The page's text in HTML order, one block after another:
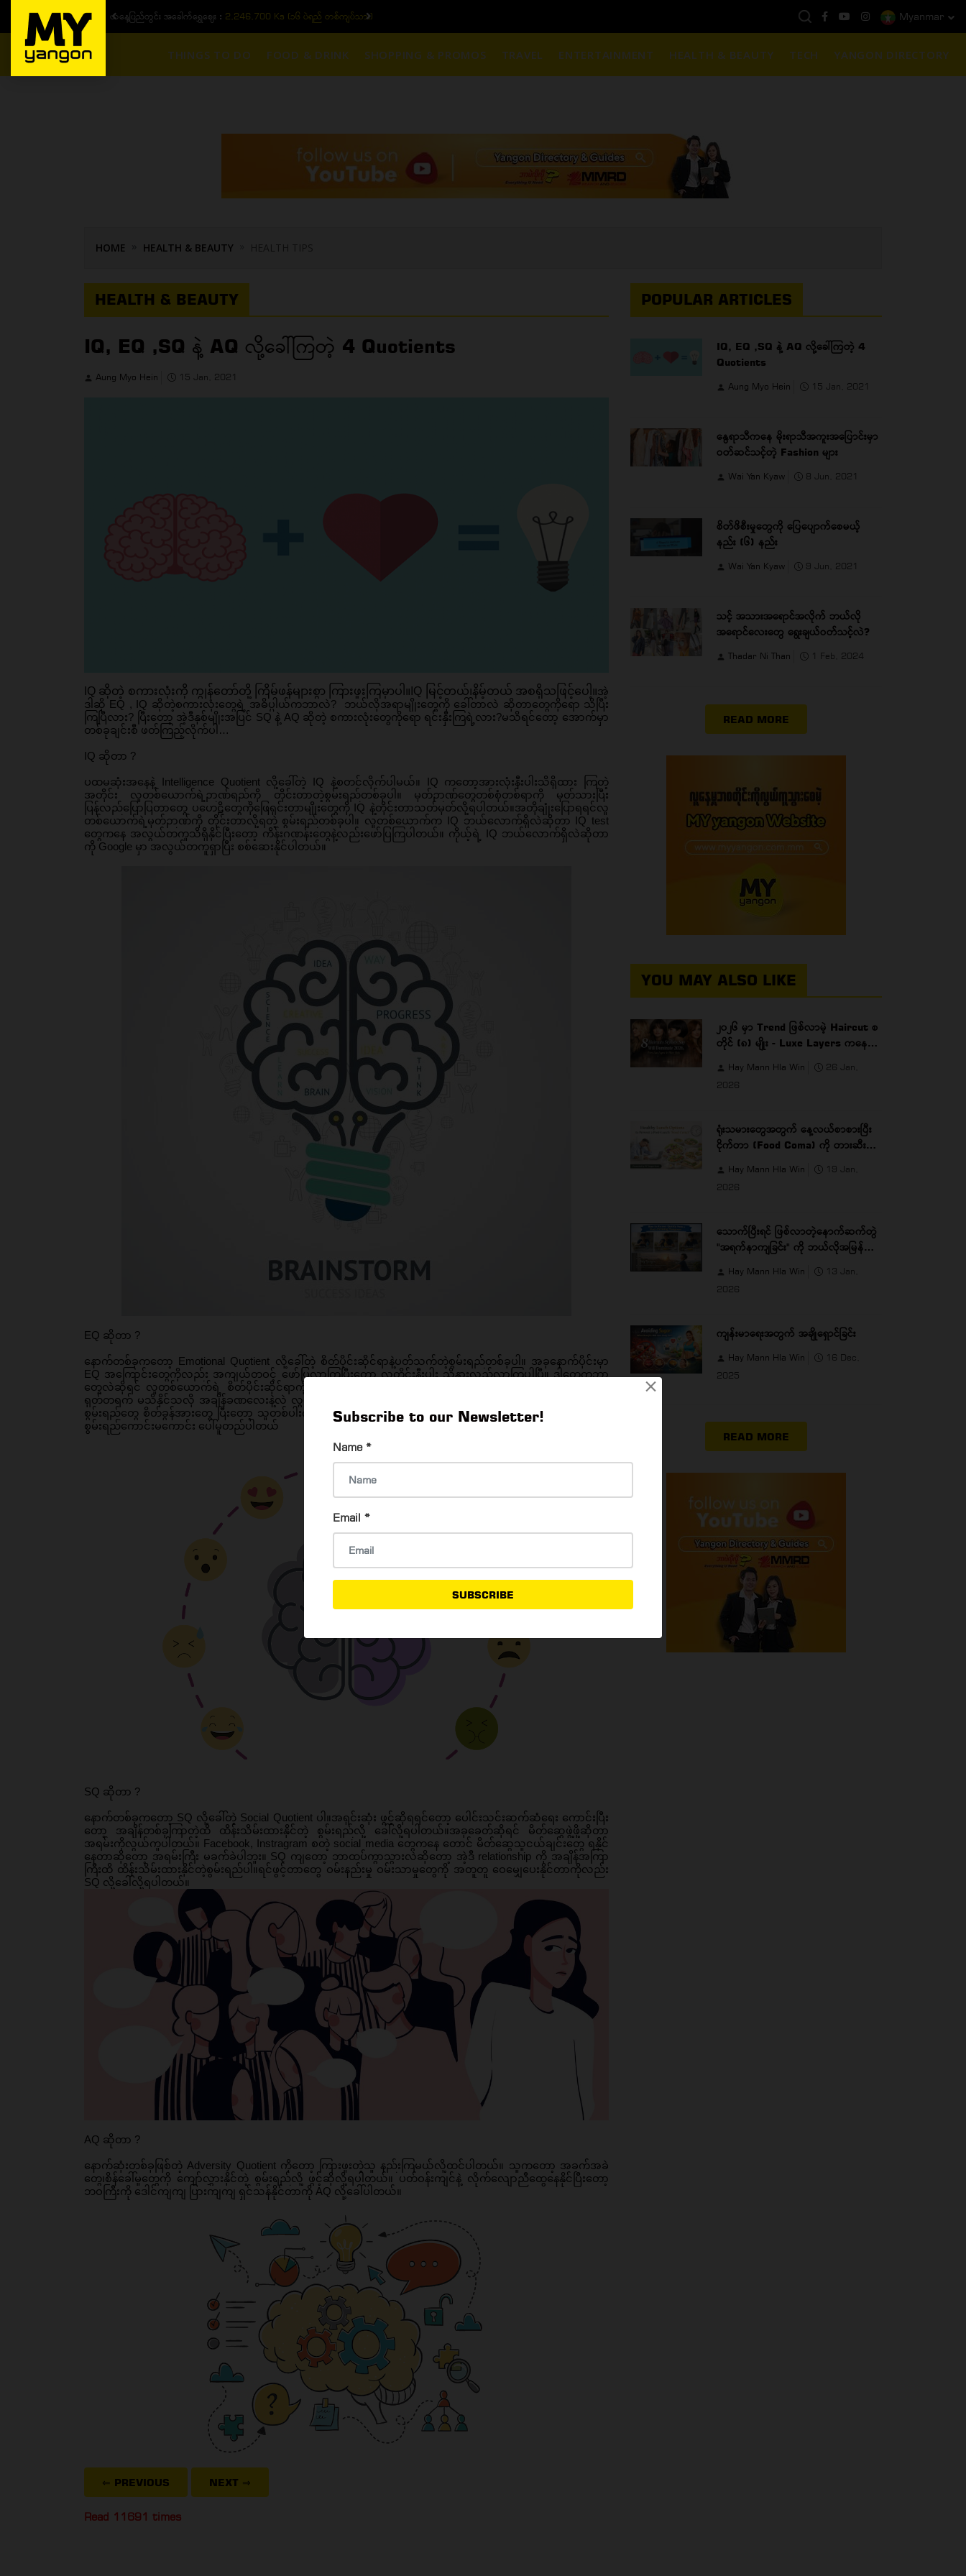
×
Subscribe to our Newsletter!
Name *
Email *
SUBSCRIBE
ယနေ့ပြည်တွင်း ၁၅ ပဲရည်ရွှေဈေး :3,770,000 - ပြင်ပပေါက်စျေး (၁၆ ပဲရည် တစ်ကျပ်သား) $1901 ( တစ်အောင်စလျှင် ) Myanmar
THINGS TO DO FOOD & DRINK SHOPPING & PROMOS TRAVEL ENTERTAINMENT HEALTH & BEAUTY TECH YANGON DIRECTORY
HOME HEALTH & BEAUTY HEALTH TIPS
HEALTH & BEAUTY
IQ, EQ ,SQ နဲ့ AQ လို့ခေါ်ကြတဲ့ 4 Quotients
Aung Myo Hein 15 Jan, 2021
IQ ဆိုတဲ့ စကားလုံးကို ကျွန်တော်တို့ ကြိမ်ဖန်များစွာ ကြားဖူးကြမှာပါ။IQ မြင့်တယ်၊နိမ့်တယ် အစရှိသဖြင့်ပေါ့။အဲ့
ဒါဆို EQ , IQ ဆိုတဲ့စကားလုံးတွေရဲ့ အဓိပ္ပါယ်ကဘာလဲ?  ဘယ်လိုအရာမျိုးတွေကို ခေါ်တာလဲ ဆိုတာတွေကိုရော သိပြီး
ကြပြီလား? ပြီးတော့ အဲ့ဒီနှစ်မျိုးအပြင် SQ နဲ့ AQ ဆိုတဲ့ စကားလုံးတွေကိုရော ရင်းနှီးကြရဲ့လား?မသိရင်တော့ အောက်မှာ
တစ်ခုချင်းစီ ဖတ်ကြည့်လိုက်ပါ…
IQ ဆိုတာ ?
ပထမဆုံးအနေနဲ့ Intelligence Quotient လို့ခေါ်တဲ့ IQ နဲ့စတင်လိုက်ပါမယ်။ IQ ကတော့အားလုံးနီးပါးသိရှိထား ကြတဲ့
အတိုင်း လူတစ်ယောက်ရဲ့ဉာဏ်ရည်ကို တိုင်းတာတဲ့စွမ်းရည်တစ်ခုပါ။ မှတ်ဉာဏ်တွေတစ်စုံတစ်ရာကို မှတ်သားပြီး
ပြန်လည်ပြောပြတာတွေ ပဟေဠိတွေကိုဖြေရှင်းတာမျိုးတွေကို IQ နဲ့တိုင်းတာသတ်မှတ်လို့ရပါတယ်။အတိုချုံးပြောရရင်လူ
တစ်ယောက်ရဲ့မှတ်ဉာဏ်ကို တိုင်းတာလို့ရတဲ့ စွမ်းရည်တစ်ခုပါ။ လူတစ်ယောက်က IQ ဘယ်လောက်ရှိလဲဆိုတာ IQ test
တွေကနေ အလွယ်တကူသိရှိနိုင်ပြီးတော့ ကိန်းဂဏန်းတွေနဲ့လည်းဖော်ပြကြပါတယ်။ ကိုယ့်ရဲ့ IQ ဘယ်လောက်ရှိလဲဆိုတာ
ကို Google မှာ အလွယ်တကူရှာပြီး စစ်ဆေးနိုင်ပါတယ်။
EQ ဆိုတာ ?
နောက်တစ်ခုကတော့ Emotional Quotient လို့ခေါ်တဲ့ စိတ်ပိုင်းဆိုင်ရာနဲ့ပတ်သက်တဲ့စွမ်းရည်တစ်ခုပါ။ အခုနောက်ပိုင်းမှာ
EQ အကြောင်းတွေကိုလည်း အကျယ်တဝင့် ဖော်ပြလာကြပြီးတော့ လူတိုင်းနီးပါး သိနားလည်လာကြပါပြီ။ ဒါတွေကဘာ
တွေလဲဆိုရင် လူတစ်ယောက်ရဲ့ စိတ်ပိုင်းဆိုင်ရာကို သိနိုင်တဲ့စွမ်းရည်ပါ။လူတစ်ယောက် EQ ကောင်းမကောင်းဆိုတာကို
ရုတ်တရက် မသိနိုင်သလို အချိန်ခဏလေးနဲ့လဲ လွယ်လင့်တကူမသိနိုင်ပါဘူး။ Leadership လို့ခေါ်တဲ့ ခေါင်းဆောင်နိုင်တဲ့
စွမ်းရည်တွေ စိတ်ခွန်အားတွေ ပြီးတော့ သူတစ်ပါးကို ကိုယ်ချင်းစာစိတ်တွေ မိမိကိုယ်ကို ထိန်းချုပ်နိုင်စွမ်းတွေဆိုတာ EQ
စွမ်းရည်ကောင်းမကောင်း ပေါ်မူတည်ပါတယ်
SQ ဆိုတာ ?
နောက်တစ်ခုကတော့ SQ လို့ခေါ်တဲ့ Social Quotient ပါ။အရှင်းဆုံး ဖွင့်ဆိုရရင်တော့ ပေါင်းသင်းဆက်ဆံရေး ကောင်းပြီး
တော့ အချိန်တစ်ခုကြာတဲ့ထိ ထိန်းသိမ်းထားနိုင်တဲ့ စွမ်းရည်လို့ ခေါ်လို့ရပါတယ်။အခုခေတ်ဆိုရင် မိတ်ဆွေဖွဲ့ဖို့ဆိုတာ
အရမ်းကိုလွယ်ကူပါတယ်။ Facebook, Instragram စတဲ့ social media တွေကနေ တောင် မိတ်ဆွေသူငယ်ချင်းတွေ ရနိုင်
နေတာဆိုတော့ အရမ်းကြီး မခက်ခဲပါဘူး။ SQ ကျတော့ ဘာထပ်ကွာသွားလဲဆိုတော့ အဲ့ဒီ relationship ကို အချိန်အကြာ
ကြီးထိ ထိန်းသိမ်းထားနိုင်တဲ့စွမ်းရည်ပါ။ရင်ဖွင့်တာတွေ ဝမ်းနည်းမှု ဝမ်းသာမှုတွေကို အတူတူ ဝေမျှေပေးနိုင်တာကိုလည်း
SQ လို့ခေါ်လို့ရပါတယ်။
AQ ဆိုတာ ?
နောက်ဆုံးတစ်ခုဖြစ်တဲ့ Adversity Quotient ကိုတော့ ကြားဖူးတဲ့သူ နည်းကြမယ်လို့ထင်ပါတယ်။ သူကတော့ အခက်အခဲ
တွေ၊စိန်ခေါ်မှုတွေကို ကျော်လွှားနိုင်တဲ့ စွမ်းရည်လို့ ဖွင့်ဆိုလို့ရပါတယ်။ ပတ်ဝန်းကျင်နဲ့ လိုက်လျောညီထွေနေနိုင်ပြီးတော့
ဘဝကြီးကို ဒေါင်ကျကျ ပြားကျကျ ရှင်သန်နိုင်တာကို AQ လို့ခေါ်ပါတယ်။
⇐ PREVIOUS NEXT ⇒
Read 11691 times
POPULAR ARTICLES
IQ, EQ ,SQ နဲ့ AQ လို့ခေါ်ကြတဲ့ 4
Quotients
Aung Myo Hein 15 Jan, 2021
နွေရာသီကနေ မိုးရာသီအကူးအပြောင်းမှာ
ဝတ်ဆင်သင့်တဲ့ Fashion များ
Wai Yan Kyaw 8 Jun, 2021
စိတ်ဖိစီးမှုတွေကို ပြေပျောက်စေမယ့်
နည်း (၆) နည်း
Wai Yan Kyaw 9 Jun, 2021
သင့် အသားအရောင်အလိုက် ဘယ်လို
အရောင်လေးတွေ ရွေးချယ်ဝတ်သင့်လဲ?
Thadar Ni Than 1 Feb, 2024
READ MORE
YOU MAY ALSO LIKE
၂၀၂၆ မှာ Trend ဖြစ်လာမဲ့ Haircut စ
တိုင် (၈) မျိုး - Luxe Layers ကနေ
Hay Mann Hla Win
26 Jan,
2026
ရုံးသမားတွေအတွက် နေ့လယ်စာစားပြီး
ငိုက်တာ (Food Coma) ကို တားဆီးပေး
Hay Mann Hla Win
19 Jan,
2026
သောက်ပြီးရင် ဖြစ်လာတဲ့နောက်ဆက်တွဲ
"အရက်နာကျခြင်း" ကို ဘယ်လိုအမြန်ဆုံး
Hay Mann Hla Win
13 Jan,
2026
ကျန်းမာရေးအတွက် အချိုရှောင်ခြင်း
Hay Mann Hla Win
16 Dec,
2025
READ MORE